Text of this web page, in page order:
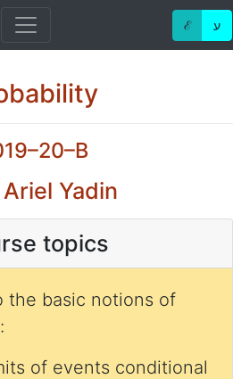
ℰ ע
Yadin
topics
the basic notions of
of events conditional